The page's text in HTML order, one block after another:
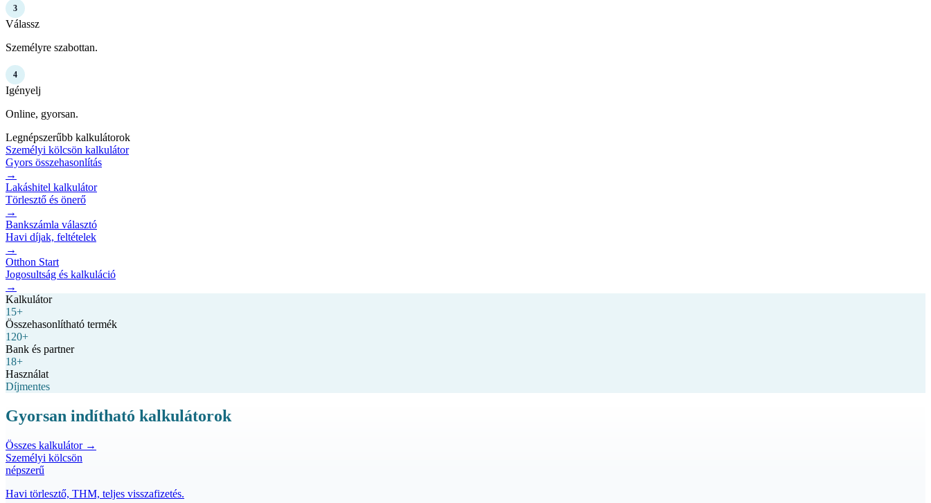
3
Válassz
Személyre szabottan.
4
Igényelj
Online, gyorsan.
Legnépszerűbb kalkulátorok
Személyi kölcsön kalkulátor
Gyors összehasonlítás
→
Lakáshitel kalkulátor
Törlesztő és önerő
→
Bankszámla választó
Havi díjak, feltételek
→
Otthon Start
Jogosultság és kalkuláció
→
Kalkulátor
15+
Összehasonlítható termék
120+
Bank és partner
18+
Használat
Díjmentes
Gyorsan indítható kalkulátorok
Összes kalkulátor →
Személyi kölcsön
népszerű
Havi törlesztő, THM, teljes visszafizetés.